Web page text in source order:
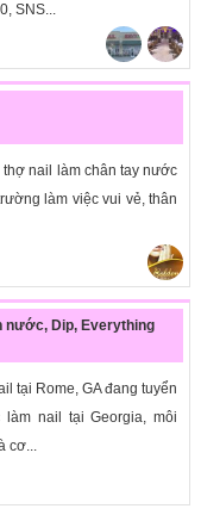
SNS...
nail làm chân tay nước
làm việc vui vẻ, thân
nước, Dip, Everything
tại Rome, GA đang tuyển
nail tại Georgia, môi
cơ...